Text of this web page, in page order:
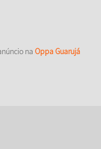
na Oppa Guarujá